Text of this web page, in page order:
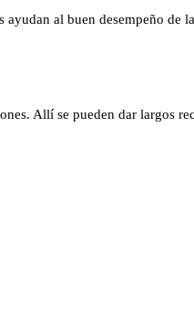
al buen desempeño
Allí se pueden dar largos